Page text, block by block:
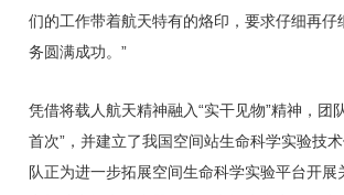
们的工作带着航天特有的烙印，要求仔细再仔
务圆满成功。”
凭借将载人航天精神融入“实干见物”精神，团
首次”，并建立了我国空间站生命科学实验技
队正为进一步拓展空间生命科学实验平台开展